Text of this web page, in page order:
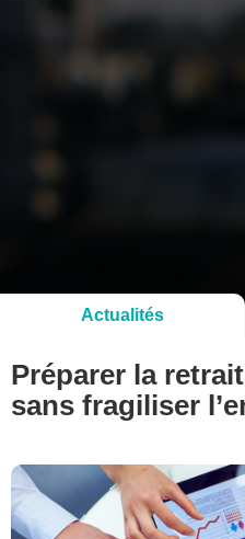
Actualités
Préparer la
sans fragiliser